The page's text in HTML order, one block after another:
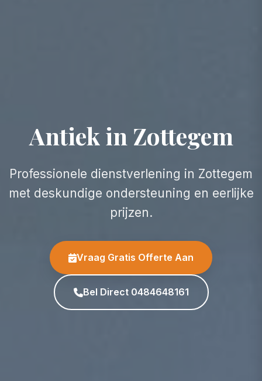
Antiek in Zottegem
Professionele dienstverlening in Zottegem
met deskundige ondersteuning en eerlijke
prijzen.
Vraag Gratis Offerte Aan
Bel Direct 0484648161